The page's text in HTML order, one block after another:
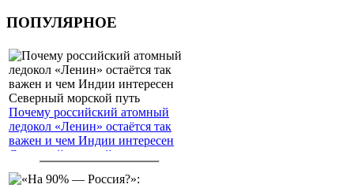
ПОПУЛЯРНОЕ
Почему российский атомный
ледокол «Ленин» остаётся так
важен и чем Индии интересен
Северный морской путь